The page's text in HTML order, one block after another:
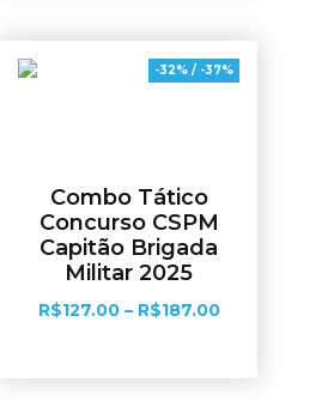
-32% / -37%
Combo Tático
Concurso CSPM
Capitão Brigada
Militar 2025
R$127.00 – R$187.00